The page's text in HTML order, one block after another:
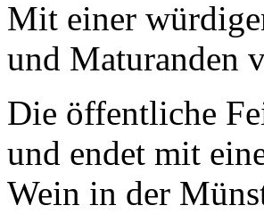
Mit einer
und Maturanden
Die öffentliche
und endet mit
Wein in der